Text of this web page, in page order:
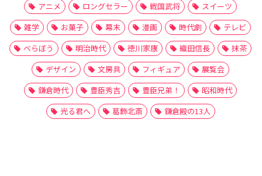
アニメ
ロングセラー 戦国武将
スイーツ
雑学
お菓子 幕末 漫画 時代劇
テレビ
べらぼう
明治時代 徳川家康 織田信長
抹茶
デザイン
文房具 フィギュア
展覧会
鎌倉時代
豊臣秀吉 豊臣兄弟！
昭和時代
光る君へ
葛飾北斎 鎌倉殿の13人